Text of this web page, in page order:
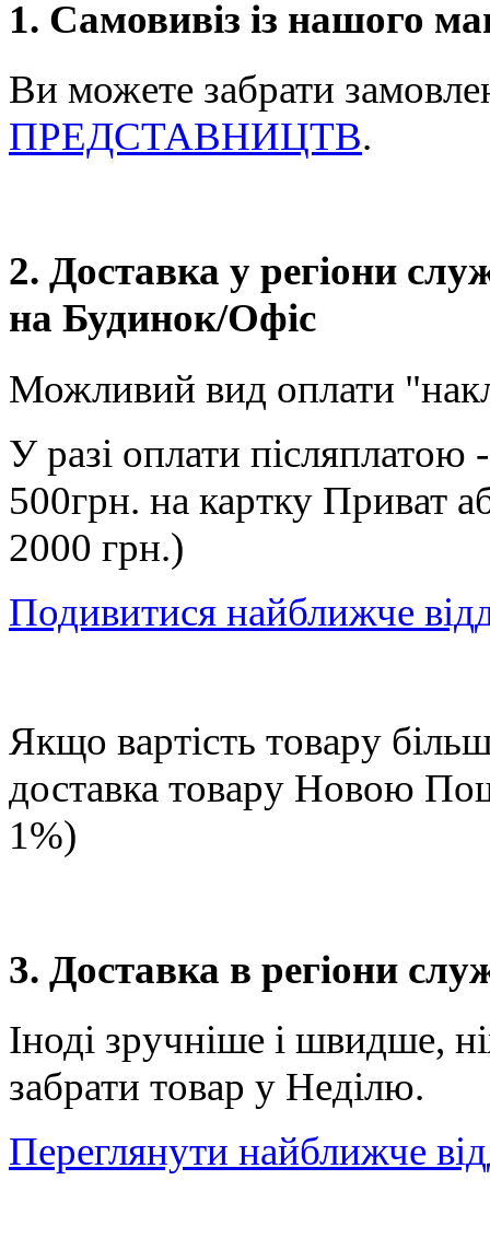
1. Самовивіз із нашого
Ви можете забрати
ПРЕДСТАВНИЦТВ.
2. Доставка у регіони
на Будинок/Офіс
Можливий вид оплати
У разі оплати післяплатою
500грн. на картку Приват
2000 грн.)
Подивитися найближче
Якщо вартість товару
доставка товару Новою
1%)
3. Доставка в регіони
Іноді зручніше і швидше,
забрати товар у Неділю.
Переглянути найближче